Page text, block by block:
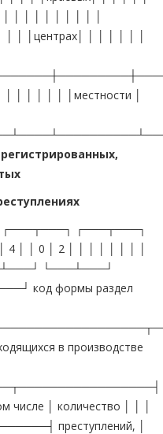
┌───┬───┐
│ │ 0 │ 2 │ │ │ │ │ │ │ │
└───┴───┘
код формы раздел
в производстве
числе │ количество │ │ │
преступлений, │